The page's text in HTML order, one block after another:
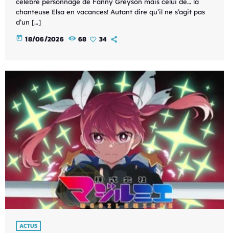
chanteuse Elsa en vacances! Autant dire qu’il ne s’agit pas
d’un […]
today 18/06/2026 68 34
ACTUS